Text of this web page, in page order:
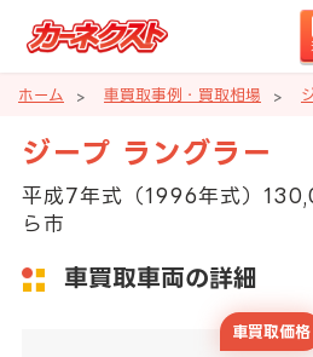
ホーム 車買取事例・買取相場
ジープ ラングラー
平成7年式（1996年式）
ら市
車買取車両の詳細
車買取価格